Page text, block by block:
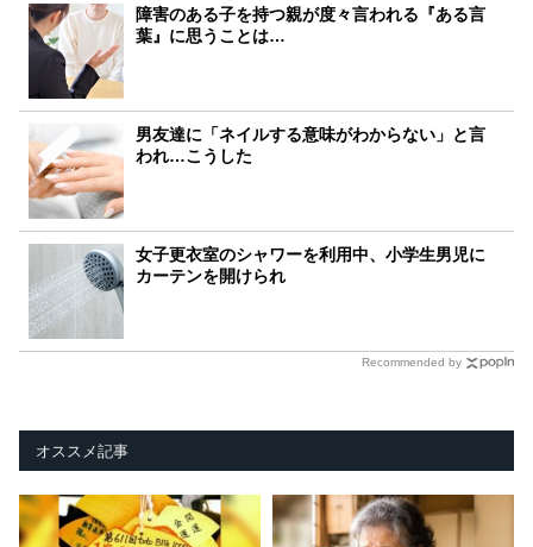
障害のある子を持つ親が度々言われる『ある言
葉』に思うことは…
男友達に「ネイルする意味がわからない」と言
われ…こうした
女子更衣室のシャワーを利用中、小学生男児に
カーテンを開けられ
Recommended by
オススメ記事